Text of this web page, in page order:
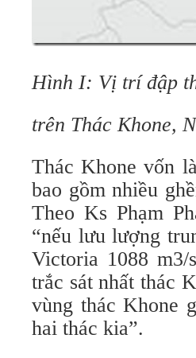
Hình I: Vị trí đập
trên Thác Khone,
Thác Khone vốn
bao gồm nhiều
Theo Ks Phạm
“nếu lưu lượng
Victoria 1088 m3/
trắc sát nhất thác
vùng thác Khone
hai thác kia”.